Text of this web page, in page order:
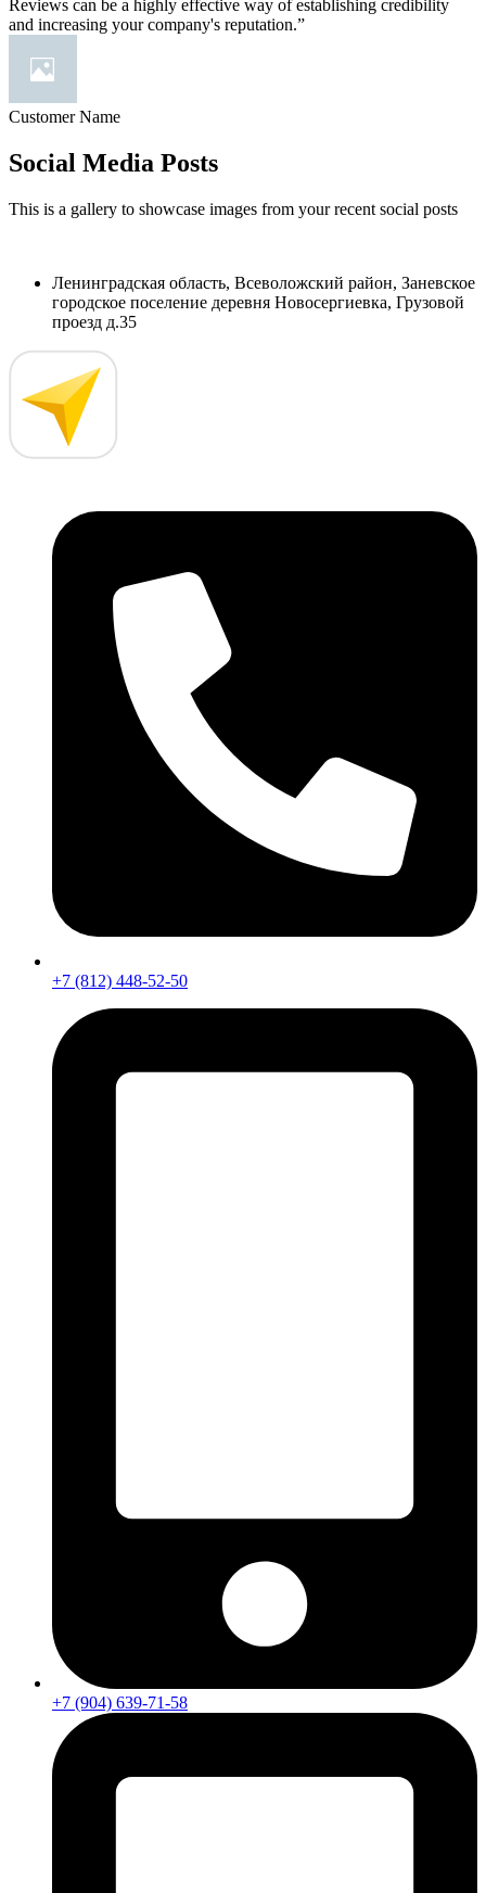
Reviews can be a highly effective way of establishing credibility
and increasing your company's reputation.”
Customer Name
Social Media Posts
This is a gallery to showcase images from your recent social posts
Ленинградская область, Всеволожский район, Заневское
городское поселение деревня Новосергиевка, Грузовой
проезд д.35
+7 (812) 448-52-50
+7 (904) 639-71-58